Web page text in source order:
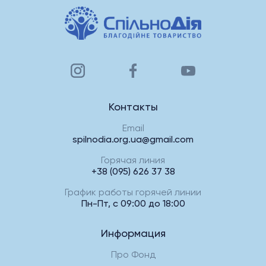
Контакты
Email
spilnodia.org.ua@gmail.com
Горячая линия
+38 (095) 626 37 38
График работы горячей линии
Пн-Пт, с 09:00 до 18:00
Информация
Про Фонд